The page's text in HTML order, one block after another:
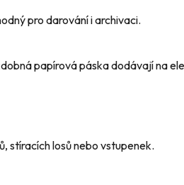
pro darování i archivaci.
papírová páska dodávají na
stíracích losů nebo vstupenek.